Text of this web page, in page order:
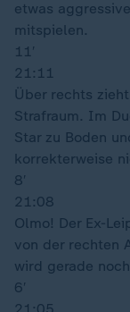
etwas
mitspielen.
11′
21:11
Über rechts
Strafraum. Im
Star zu Boden
korrekterweise
8′
21:08
Olmo! Der Ex-
von der rechten
wird gerade
6′